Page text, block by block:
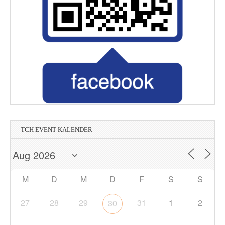
TCH EVENT KALENDER
M D M D F S S
27 28 29 30 31 1 2